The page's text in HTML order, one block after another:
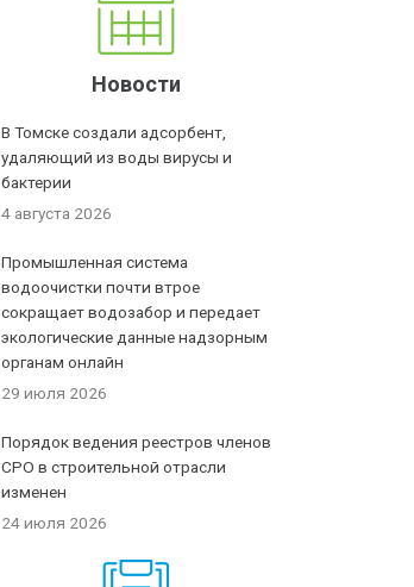
Новости
В Томске создали адсорбент,
удаляющий из воды вирусы и
бактерии
4 августа 2026
Промышленная система
водоочистки почти втрое
сокращает водозабор и передает
экологические данные надзорным
органам онлайн
29 июля 2026
Порядок ведения реестров членов
СРО в строительной отрасли
изменен
24 июля 2026